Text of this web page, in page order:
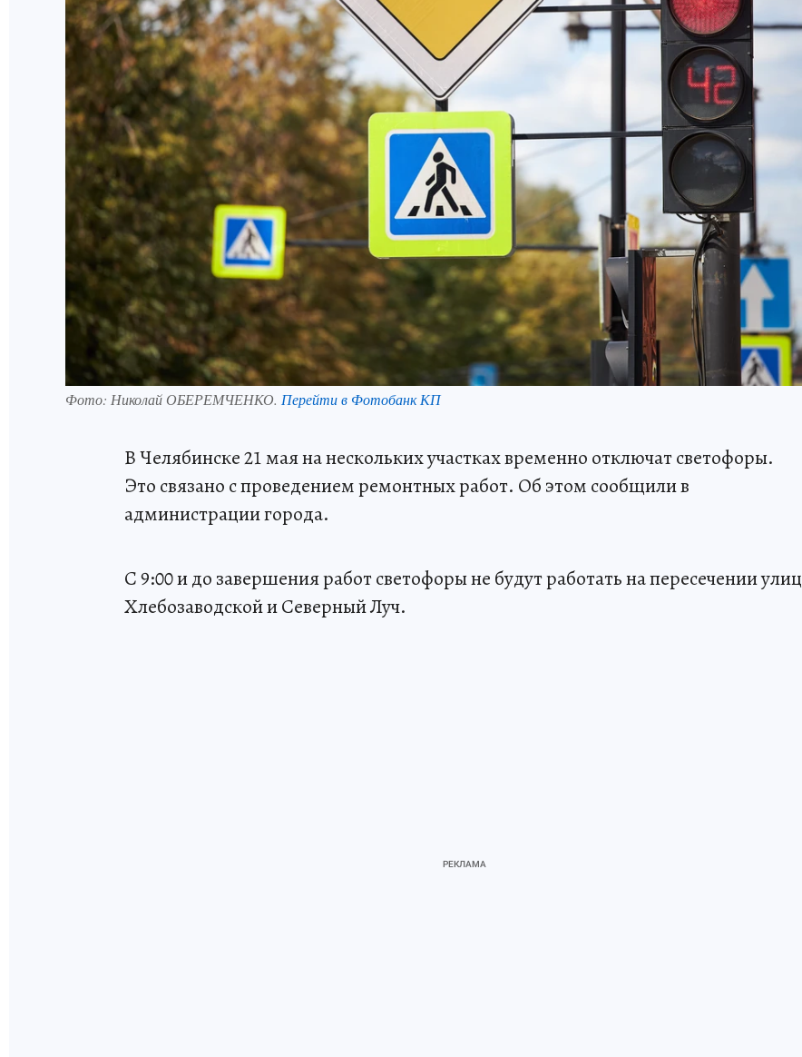
Фото: Николай ОБЕРЕМЧЕНКО. Перейти в Фотобанк КП
В Челябинске 21 мая на нескольких участках временно отключат светофоры.
Это связано с проведением ремонтных работ. Об этом сообщили в
администрации города.
С 9:00 и до завершения работ светофоры не будут работать на пересечении улиц
Хлебозаводской и Северный Луч.